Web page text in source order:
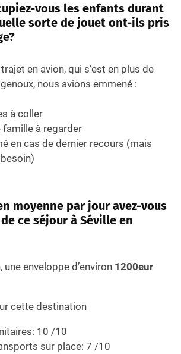
vous les enfants durant
sorte de jouet ont-ils pris
en avion, qui s’est en plus de
nous avions emmené :
à coller
à regarder
en cas de dernier recours (mais
moyenne par jour avez-vous
ce séjour à Séville en
une enveloppe d’environ 1200eur
cette destination
10 /10
sur place: 7 /10